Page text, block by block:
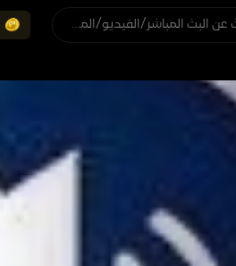
البحث عن البث المباشر/الفيديو/المستخدم